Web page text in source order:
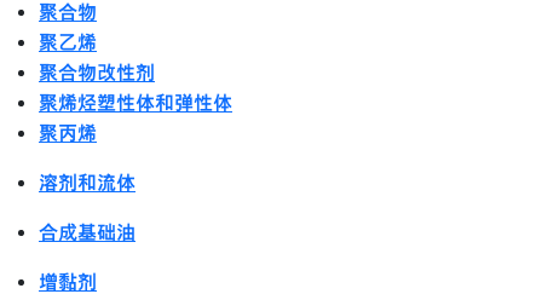
聚合物
聚乙烯
聚合物改性剂
聚烯烃塑性体和弹性体
聚丙烯
溶剂和流体
合成基础油
增黏剂